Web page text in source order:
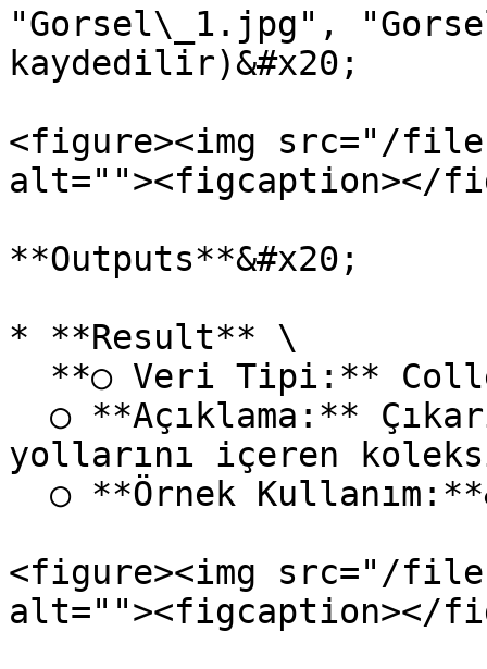
"Gorsel\_1.jpg",
kaydedilir)&#x20;
<figure><img src="/files/
alt=""><figcaption></
**Outputs**&#x20;
* **Result** \
yollarını içeren
<figure><img src="/
alt=""><figcaption></